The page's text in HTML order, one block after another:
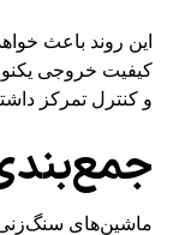
این روند باعث
کیفیت خروجی
و کنترل تمرکز
ماشین‌های سنگ‌زنی